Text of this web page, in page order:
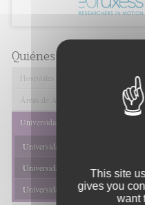
Quiénes somos
Hospitales
Áreas de Atención Primaria
Universidades
Universidad de Granada
Universidad de Almería
Universidad de Jaén
This site
gives you
want